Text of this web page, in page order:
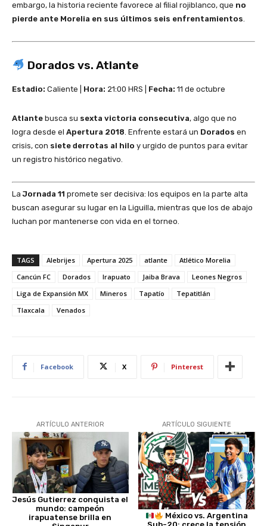
embargo, la historia reciente favorece al filial rojiblanco, que no
pierde ante Morelia en sus últimos seis enfrentamientos.
Dorados vs. Atlante
Estadio: Caliente | Hora: 21:00 HRS | Fecha: 11 de octubre
Atlante busca su sexta victoria consecutiva, algo que no
logra desde el Apertura 2018. Enfrente estará un Dorados en
crisis, con siete derrotas al hilo y urgido de puntos para evitar
un registro histórico negativo.
LaJornada 11 promete ser decisiva: los equipos en la parte alta
buscan asegurar su lugar en la Liguilla, mientras que los de abajo
luchan por mantenerse con vida en el torneo.
TAGS Alebrijes Apertura 2025 atlante
Atlético Morelia
Cancún FC
Dorados Irapuato Jaiba Brava
Leones Negros
Liga de Expansión MX
Mineros Tapatío
Tepatitlán
Tlaxcala
Venados
Facebook X Pinterest
ARTÍCULO ANTERIOR
Jesús Gutierrez conquista el
mundo: campeón
irapuatense brilla en
ARTÍCULO SIGUIENTE
México vs. Argentina